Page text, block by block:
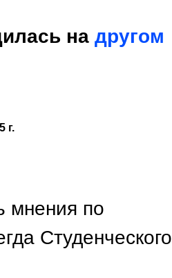
на другом
г.
мнения по
Студенческого